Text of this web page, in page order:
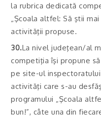
la rubrica dedicată
„Şcoala altfel: Să ştii
activităţii propuse.
30.La nivel judeţean/al
competiţia îşi propune
pe site-ul
activităţi care s-au
programului „Şcoala
bun!”, câte una din